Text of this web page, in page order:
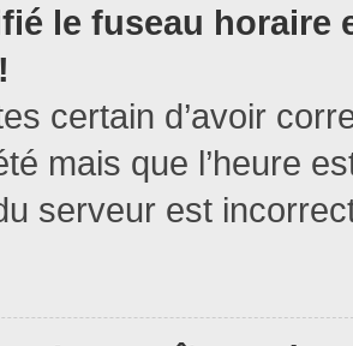
le fuseau horaire
certain d’avoir
mais que l’heure
serveur est